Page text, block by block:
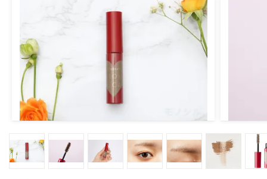
このアイブロウ、ファンの方も多いと思いますのでこの機
会に是非〜✨
#サナエクセル
#パウダー&ペンシル
#アイブロウ
#提供_エクセル